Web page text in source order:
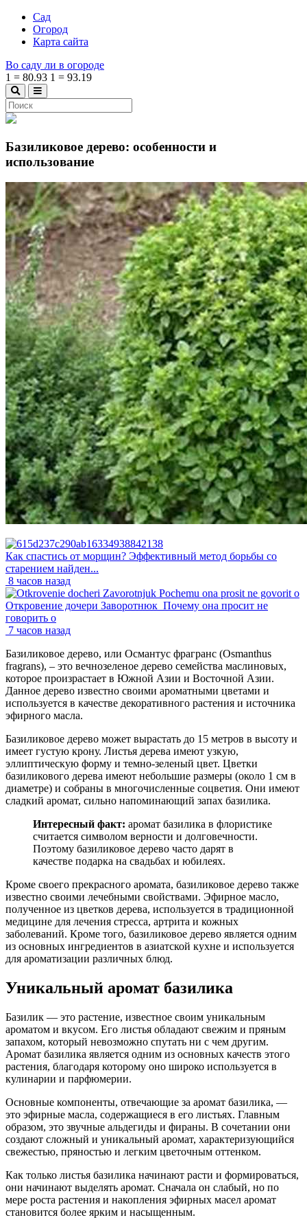
Сад
Огород
Карта сайта
Во саду ли в огороде
1 = 80.93 1 = 93.19
Базиликовое дерево: особенности и
использование
Как спастись от морщин? Эффективный метод борьбы со
старением найден...
8 часов назад
Откровение дочери Заворотнюк_Почему она просит не
говорить о
7 часов назад
Базиликовое дерево, или Османтус фрагранс (Osmanthus
fragrans), – это вечнозеленое дерево семейства маслиновых,
которое произрастает в Южной Азии и Восточной Азии.
Данное дерево известно своими ароматными цветами и
используется в качестве декоративного растения и источника
эфирного масла.
Базиликовое дерево может вырастать до 15 метров в высоту и
имеет густую крону. Листья дерева имеют узкую,
эллиптическую форму и темно-зеленый цвет. Цветки
базиликового дерева имеют небольшие размеры (около 1 см в
диаметре) и собраны в многочисленные соцветия. Они имеют
сладкий аромат, сильно напоминающий запах базилика.
Интересный факт: аромат базилика в флористике
считается символом верности и долговечности.
Поэтому базиликовое дерево часто дарят в
качестве подарка на свадьбах и юбилеях.
Кроме своего прекрасного аромата, базиликовое дерево также
известно своими лечебными свойствами. Эфирное масло,
полученное из цветков дерева, используется в традиционной
медицине для лечения стресса, артрита и кожных
заболеваний. Кроме того, базиликовое дерево является одним
из основных ингредиентов в азиатской кухне и используется
для ароматизации различных блюд.
Уникальный аромат базилика
Базилик — это растение, известное своим уникальным
ароматом и вкусом. Его листья обладают свежим и пряным
запахом, который невозможно спутать ни с чем другим.
Аромат базилика является одним из основных качеств этого
растения, благодаря которому оно широко используется в
кулинарии и парфюмерии.
Основные компоненты, отвечающие за аромат базилика, —
это эфирные масла, содержащиеся в его листьях. Главным
образом, это звучные альдегиды и фираны. В сочетании они
создают сложный и уникальный аромат, характеризующийся
свежестью, пряностью и легким цветочным оттенком.
Как только листья базилика начинают расти и формироваться,
они начинают выделять аромат. Сначала он слабый, но по
мере роста растения и накопления эфирных масел аромат
становится более ярким и насыщенным.